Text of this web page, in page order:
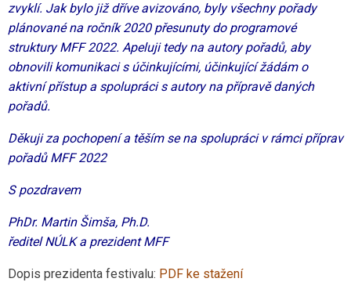
zvyklí. Jak bylo již dříve avizováno, byly všechny pořady
plánované na ročník 2020 přesunuty do programové
struktury MFF 2022. Apeluji tedy na autory pořadů, aby
obnovili komunikaci s účinkujícími, účinkující žádám o
aktivní přístup a spolupráci s autory na přípravě daných
pořadů.
Děkuji za pochopení a těším se na spolupráci v rámci příprav
pořadů MFF 2022
S pozdravem
PhDr. Martin Šimša, Ph.D.
ředitel NÚLK a prezident MFF
Dopis prezidenta festivalu: PDF ke stažení